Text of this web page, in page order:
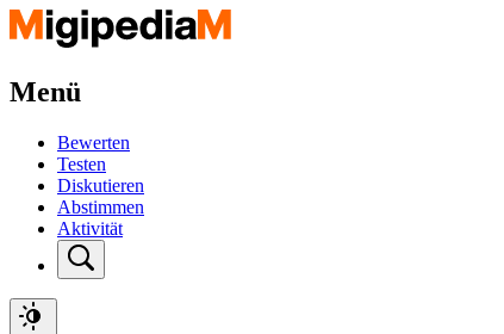
Menü
Bewerten
Testen
Diskutieren
Abstimmen
Aktivität